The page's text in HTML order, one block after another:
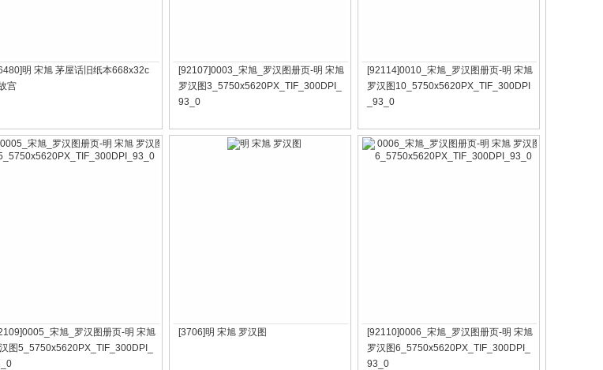
明 宋旭 茅屋话旧纸本668x32c
宫
[92107]0003_宋旭_罗汉图册页-明 宋旭
罗汉图3_5750x5620PX_TIF_300DPI_
93_0
[92114]0010_宋旭_罗汉图册页-明 宋旭
罗汉图10_5750x5620PX_TIF_300DPI
_93_0
宋旭_罗汉图册页-明 宋旭
图5_5750x5620PX_TIF_300DPI_
[3706]明 宋旭 罗汉图
[92110]0006_宋旭_罗汉图册页-明 宋旭
罗汉图6_5750x5620PX_TIF_300DPI_
93_0